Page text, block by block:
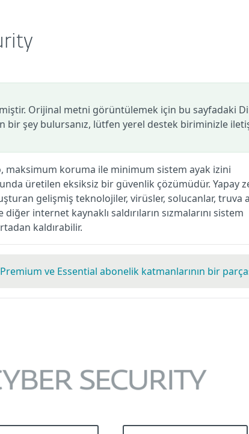
Orijinal metni görüntülemek için bu sayfadaki
bir şey bulursanız, lütfen yerel destek biriminizle
maksimum koruma ile minimum sistem ayak izini
üretilen eksiksiz bir güvenlik çözümüdür. Yapay
gelişmiş teknolojiler, virüsler, solucanlar, truva
internet kaynaklı saldırıların sızmalarını sistem
kaldırabilir.
ve Essential abonelik katmanlarının bir